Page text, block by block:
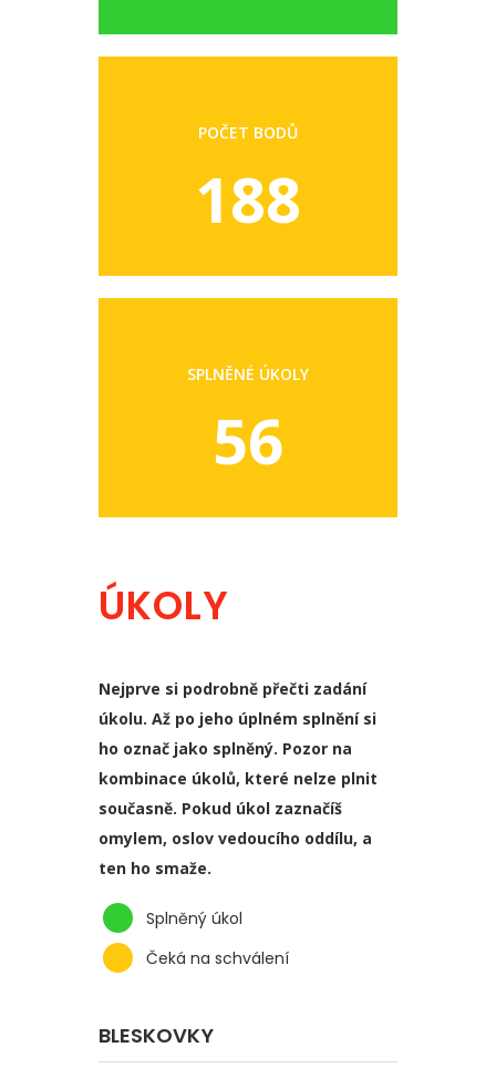
POČET BODŮ
188
SPLNĚNÉ ÚKOLY
56
ÚKOLY
Nejprve si podrobně přečti zadání
úkolu. Až po jeho úplném splnění si
ho označ jako splněný. Pozor na
kombinace úkolů, které nelze plnit
současně. Pokud úkol zaznačíš
omylem, oslov vedoucího oddílu, a
ten ho smaže.
Splněný úkol
Čeká na schválení
BLESKOVKY